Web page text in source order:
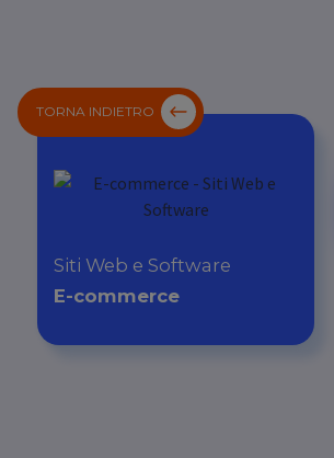
TORNA INDIETRO
Siti Web e Software
E-commerce